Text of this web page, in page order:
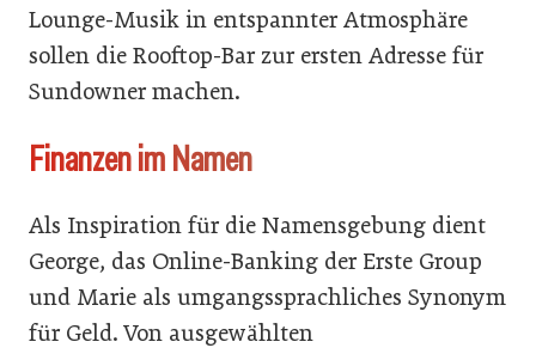
Lounge-Musik in entspannter Atmosphäre
sollen die Rooftop-Bar zur ersten Adresse für
Sundowner machen.
Finanzen im Namen
Als Inspiration für die Namensgebung dient
George, das Online-Banking der Erste Group
und Marie als umgangssprachliches Synonym
für Geld. Von ausgewählten